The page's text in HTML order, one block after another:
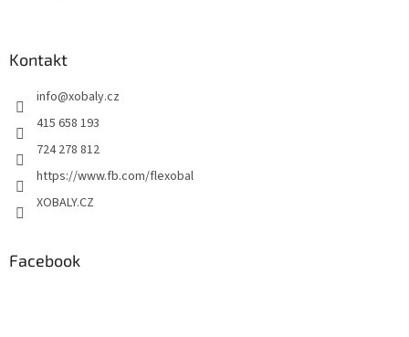
Kontakt
info@xobaly.cz
415 658 193
724 278 812
https://www.fb.com/flexobal
XOBALY.CZ
Facebook